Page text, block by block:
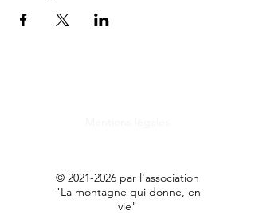
© 2021-2026 par l'association
"La montagne qui donne, en
vie"